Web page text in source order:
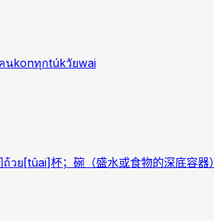
นkonทุกtúkวัยwai
ถ้วย [tûai]杯；碗（盛水或食物的深底容器）